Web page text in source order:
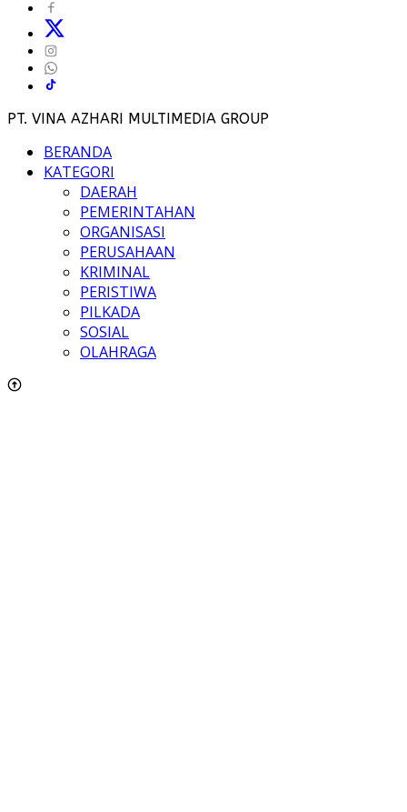
PT. VINA AZHARI MULTIMEDIA GROUP
BERANDA
KATEGORI
DAERAH
PEMERINTAHAN
ORGANISASI
PERUSAHAAN
KRIMINAL
PERISTIWA
PILKADA
SOSIAL
OLAHRAGA